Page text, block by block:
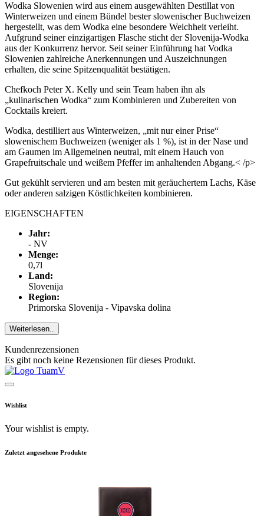
Wodka Slowenien wird aus einem ausgewählten Destillat von
Winterweizen und einem Bündel bester slowenischer Buchweizen
hergestellt, was dem Wodka eine besondere Weichheit verleiht.
Aufgrund seiner einzigartigen Flasche sticht der Slovenija-Wodka
aus der Konkurrenz hervor. Seit seiner Einführung hat Vodka
Slowenien zahlreiche Anerkennungen und Auszeichnungen
erhalten, die seine Spitzenqualität bestätigen.
Chefkoch Peter X. Kelly und sein Team haben ihn als
„kulinarischen Wodka“ zum Kombinieren und Zubereiten von
Cocktails kreiert.
Wodka, destilliert aus Winterweizen, „mit nur einer Prise“
slowenischem Buchweizen (weniger als 1 %), ist in der Nase und
am Gaumen im Allgemeinen neutral, mit einem Hauch von
Grapefruitschale und weißem Pfeffer im anhaltenden Abgang.< /p>
Gut gekühlt servieren und am besten mit geräuchertem Lachs, Käse
oder anderen salzigen Köstlichkeiten kombinieren.
EIGENSCHAFTEN
Jahr:
- NV
Menge:
0,7l
Land:
Slovenija
Region:
Primorska Slovenija - Vipavska dolina
Weiterlesen..
Kundenrezensionen
Es gibt noch keine Rezensionen für dieses Produkt.
Wishlist
Your wishlist is empty.
Zuletzt angesehene Produkte